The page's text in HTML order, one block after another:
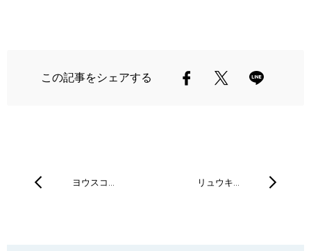
この記事をシェアする
ヨウスコ… リュウキ…